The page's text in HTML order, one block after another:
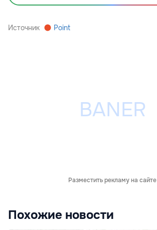
Источник Point
Разместить рекламу на сайте
Похожие новости